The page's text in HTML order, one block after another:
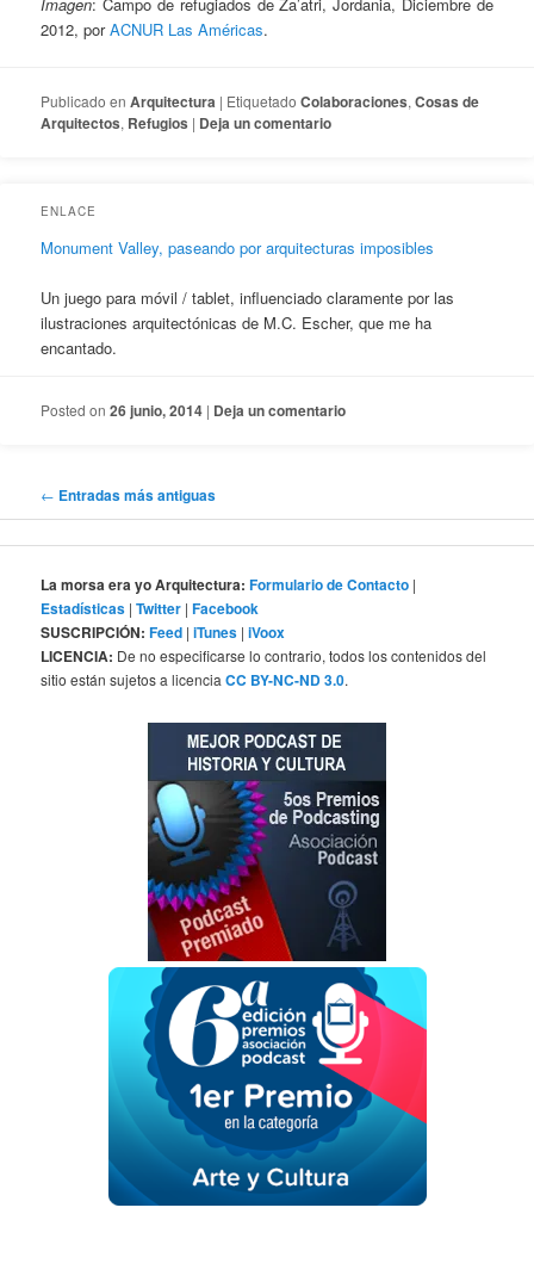
Imagen: Campo de refugiados de Za’atri, Jordania, Diciembre de
2012, porACNUR Las Américas.
Publicado en Arquitectura | Etiquetado Colaboraciones,Cosas de
Arquitectos, Refugios | Deja un comentario
ENLACE
Monument Valley, paseando por arquitecturas imposibles
Un juego para móvil / tablet, influenciado claramente por las
ilustraciones arquitectónicas de M.C. Escher, que me ha
encantado.
Posted on26 junio, 2014 | Deja un comentario
Navegación
de
entradas
← Entradas más antiguas
La morsa era yo Arquitectura: Formulario de Contacto |
Estadísticas |Twitter |Facebook
SUSCRIPCIÓN: Feed |iTunes |iVoox
LICENCIA: De no especificarse lo contrario, todos los contenidos del
sitio están sujetos a licenciaCC BY-NC-ND 3.0.